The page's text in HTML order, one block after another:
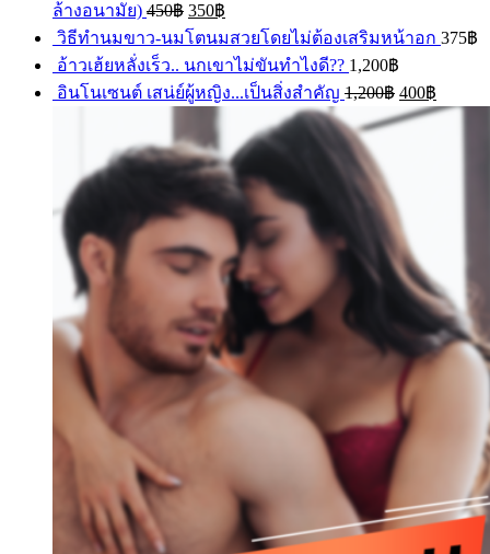
ล้างอนามัย) 450฿ 350฿
วิธีทำนมขาว-นมโตนมสวยโดยไม่ต้องเสริมหน้าอก 375฿
อ้าวเฮ้ยหลั่งเร็ว.. นกเขาไม่ขันทำไงดี?? 1,200฿
อินโนเซนต์ เสน่ย์ผู้หญิง...เป็นสิ่งสำคัญ 1,200฿ 400฿